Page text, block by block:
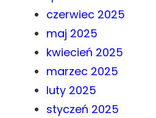
czerwiec 2025
maj 2025
kwiecień 2025
marzec 2025
luty 2025
styczeń 2025